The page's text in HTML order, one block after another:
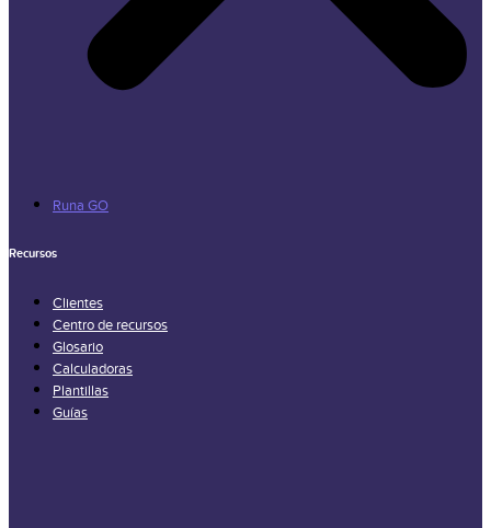
Runa GO
Recursos
Clientes
Centro de recursos
Glosario
Calculadoras
Plantillas
Guías